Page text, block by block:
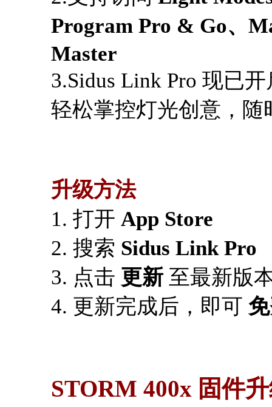
Program Pro & Go、
Master
3.Sidus Link Pro 现已开
轻松掌控灯光创意，
升级方法
1. 打开 App Store
2. 搜索 Sidus Link Pro
3. 点击 更新 至最新版
4. 更新完成后，即可
STORM 400x 固件